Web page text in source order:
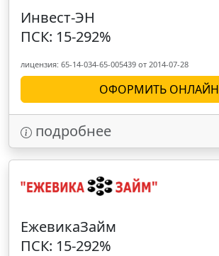
Инвест-ЭН
ПСК: 15-292%
лицензия: 65-14-034-65-005439 от 2014-07-28
ОФОРМИТЬ ОНЛАЙН
подробнее
ЕжевикаЗайм
ПСК: 15-292%